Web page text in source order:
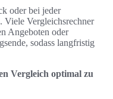
oder bei jeder
Viele Vergleichsrechner
Angeboten oder
sodass langfristig
Vergleich optimal zu